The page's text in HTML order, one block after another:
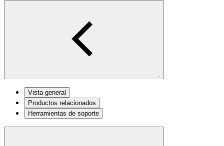
;
Vista general
Productos relacionados
Herramientas de soporte